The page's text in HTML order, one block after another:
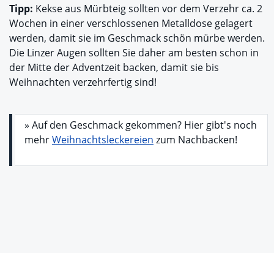
Tipp: Kekse aus Mürbteig sollten vor dem Verzehr ca. 2
Wochen in einer verschlossenen Metalldose gelagert
werden, damit sie im Geschmack schön mürbe werden.
Die Linzer Augen sollten Sie daher am besten schon in
der Mitte der Adventzeit backen, damit sie bis
Weihnachten verzehrfertig sind!
» Auf den Geschmack gekommen? Hier gibt's noch
mehrWeihnachtsleckereien zum Nachbacken!